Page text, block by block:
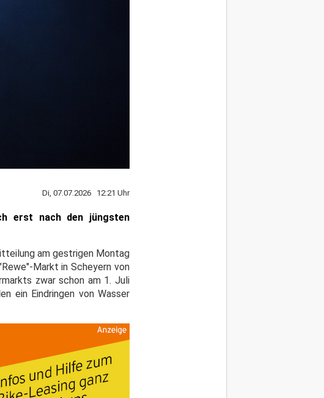
Di, 07.07.2026 12:21 Uhr
erst nach den jüngsten
am gestrigen Montag
Markt in Scheyern von
zwar schon am 1. Juli
ein Eindringen von Wasser